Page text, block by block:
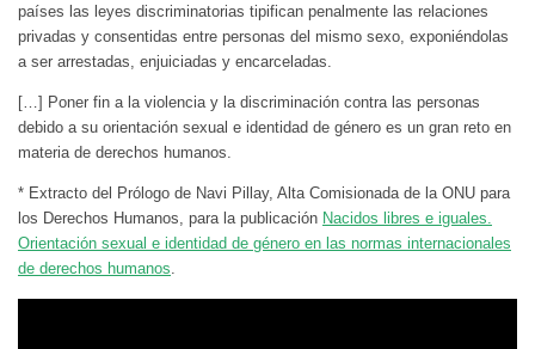
países las leyes discriminatorias tipifican penalmente las relaciones
privadas y consentidas entre personas del mismo sexo, exponiéndolas
a ser arrestadas, enjuiciadas y encarceladas.
[…] Poner fin a la violencia y la discriminación contra las personas
debido a su orientación sexual e identidad de género es un gran reto en
materia de derechos humanos.
* Extracto del Prólogo de Navi Pillay, Alta Comisionada de la ONU para
los Derechos Humanos, para la publicación Nacidos libres e iguales.
Orientación sexual e identidad de género en las normas internacionales
de derechos humanos.